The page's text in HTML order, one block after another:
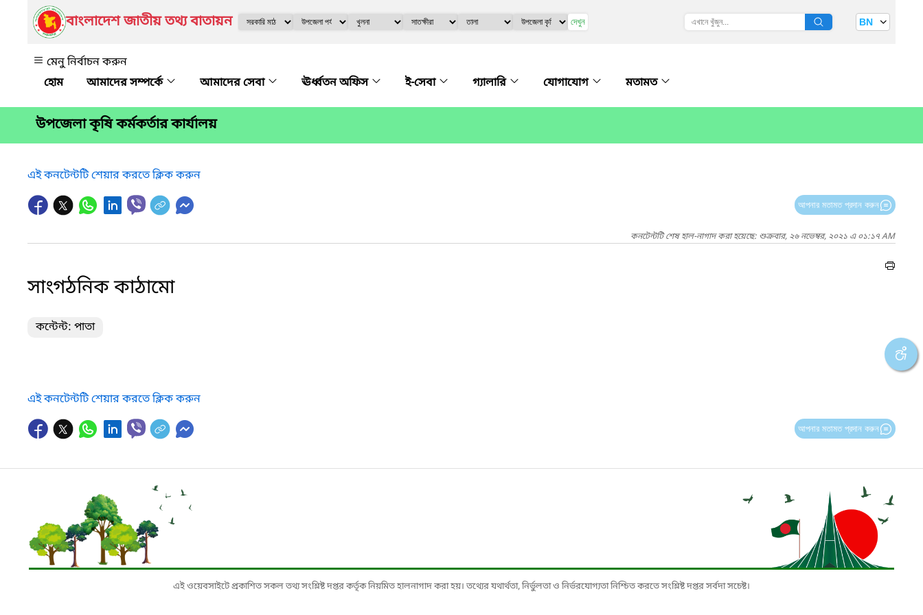
বাংলাদেশ জাতীয় তথ্য বাতায়ন দেখুন BN
মেনু নির্বাচন করুন
আমাদের সম্পর্কে
আমাদের সেবা ঊর্ধ্বতন অফিস ই-সেবা গ্যালারি যোগাযোগ মতামত
উপজেলা কৃষি কর্মকর্তার কার্যালয়
এই কনটেন্টটি শেয়ার করতে ক্লিক করুন
আপনার মতামত প্রদান করুন
কনটেন্টটি শেষ হাল-নাগাদ করা হয়েছে: শুক্রবার, ২৬ নভেম্বর, ২০২১ এ ০১:১৭ AM
সাংগঠনিক কাঠামো
কন্টেন্ট: পাতা
এই কনটেন্টটি শেয়ার করতে ক্লিক করুন
আপনার মতামত প্রদান করুন
এই ওয়েবসাইটে প্রকাশিত সকল তথ্য সংশ্লিষ্ট দপ্তর কর্তৃক নিয়মিত হালনাগাদ করা হয়। তথ্যের যথার্থতা, নির্ভুলতা ও নির্ভরযোগ্যতা নিশ্চিত করতে সংশ্লিষ্ট দপ্তর সর্বদা সচেষ্ট।